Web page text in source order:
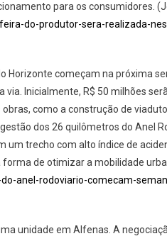
para os consumidores.
do-produtor-sera-realizada-
Horizonte começam na próxima
Inicialmente, R$ 50 milhões
como a construção de
dos 26 quilômetros do Anel
trecho com alto índice de
de otimizar a mobilidade
anel-rodoviario-comecam-
unidade em Alfenas. A